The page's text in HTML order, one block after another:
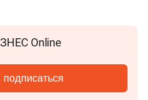
Online
подписаться